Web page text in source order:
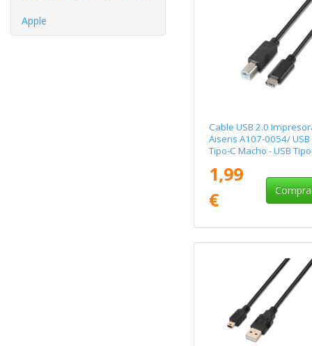
Apple
Cable USB 2.0
Aisens A107-0054/ USB
Tipo-C Macho - USB
Negro
1,99
€